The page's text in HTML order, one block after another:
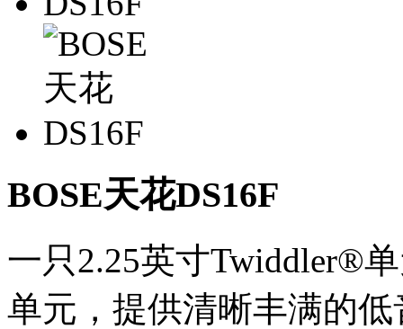
BOSE天花DS16F
一只2.25英寸Twiddler®
单元，提供清晰丰满的